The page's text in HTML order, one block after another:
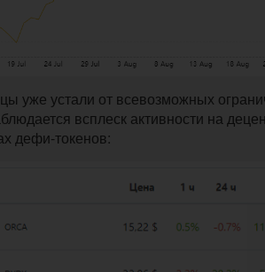
уже устали от всевозможных
всплеск активности на
дефи-токенов: